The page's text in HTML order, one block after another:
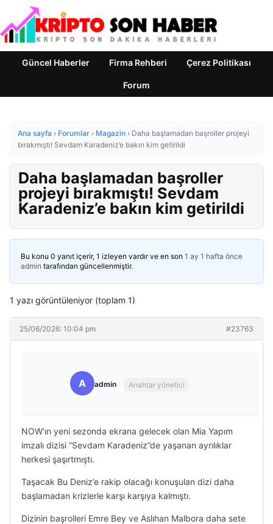
Güncel Haberler Firma Rehberi Çerez Politikası
Forum
Ana sayfa › Forumlar › Magazin › Daha başlamadan başroller projeyi
bırakmıştı! Sevdam Karadeniz’e bakın kim getirildi
Daha başlamadan başroller
projeyi bırakmıştı! Sevdam
Karadeniz’e bakın kim getirildi
Bu konu 0 yanıt içerir, 1 izleyen vardır ve en son 1 ay 1 hafta önce
admin tarafından güncellenmiştir.
1 yazı görüntüleniyor (toplam 1)
25/06/2026: 10:04 pm #23763
A admin Anahtar yönetici
NOW’ın yeni sezonda ekrana gelecek olan Mia Yapım
imzalı dizisi “Sevdam Karadeniz”de yaşanan ayrılıklar
herkesi şaşırtmıştı.
Taşacak Bu Deniz’e rakip olacağı konuşulan dizi daha
başlamadan krizlerle karşı karşıya kalmıştı.
Dizinin başrolleri Emre Bey ve Aslıhan Malbora daha sete